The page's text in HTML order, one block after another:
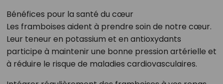
Bénéfices pour la santé du cœur
Les framboises aident à prendre soin de notre cœur.
Leur teneur en potassium et en antioxydants
participe à maintenir une bonne pression artérielle et
à réduire le risque de maladies cardiovasculaires.